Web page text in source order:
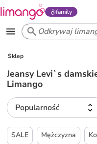
family
Sklep
Jeansy Levi`s
Limango
Popularność
SALE Mężczyzna